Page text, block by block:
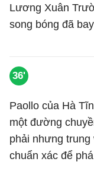
Lương Xuân
song bóng đã
36'
Paollo của Hà
một đường
phải nhưng
chuẩn xác để